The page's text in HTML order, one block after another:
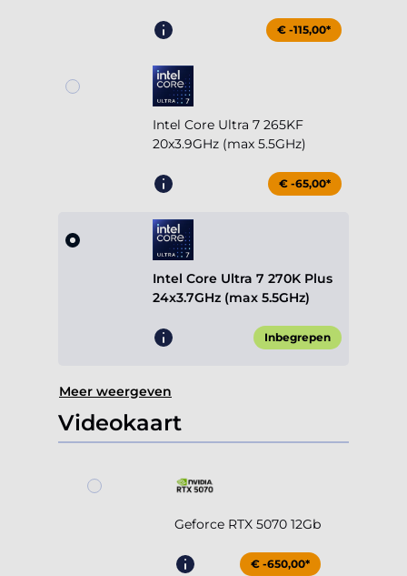
€ -115,00*
Intel Core Ultra 7 265KF
20x3.9GHz (max 5.5GHz)
€ -65,00*
Intel Core Ultra 7 270K Plus
24x3.7GHz (max 5.5GHz)
Inbegrepen
Meer weergeven
Videokaart
Geforce RTX 5070 12Gb
€ -650,00*